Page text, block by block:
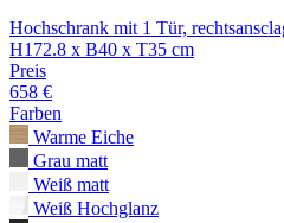
Hochschrank mit 1 Tür,
H172.8 x B40 x T35 cm
Preis
658 €
Farben
Warme Eiche
Grau matt
Weiß matt
Weiß Hochglanz